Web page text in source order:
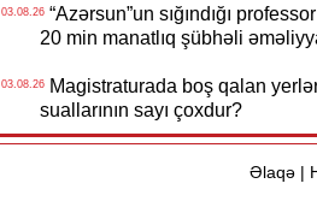
03.08.26“Azərsun”un sığındığı
20 min manatlıq şübhəli
03.08.26Magistraturada boş qalan
suallarının sayı çoxdur?
Əlaqə|